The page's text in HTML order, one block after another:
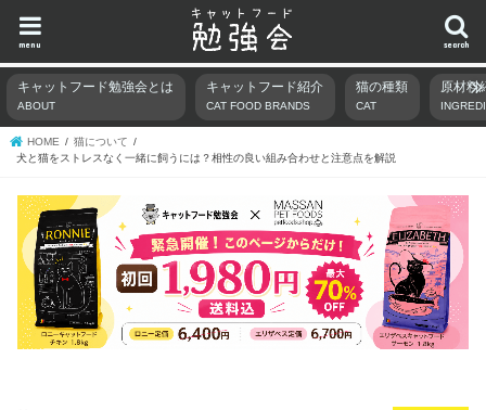
search
menu
キャットフード勉強会とは
ABOUT
キャットフード紹介
CAT FOOD BRANDS
猫の種類
CAT
原材料
HOME
猫について
犬と猫をストレスなく一緒に飼うには？相性の良い組み合わせと注意点を解説